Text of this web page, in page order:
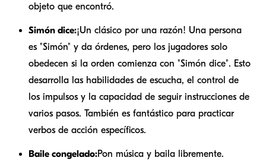
objeto que encontró.
Simón dice:¡Un clásico por una razón! Una persona
es "Simón" y da órdenes, pero los jugadores solo
obedecen si la orden comienza con "Simón dice". Esto
desarrolla las habilidades de escucha, el control de
los impulsos y la capacidad de seguir instrucciones de
varios pasos. También es fantástico para practicar
verbos de acción específicos.
Baile congelado:Pon música y baila libremente.